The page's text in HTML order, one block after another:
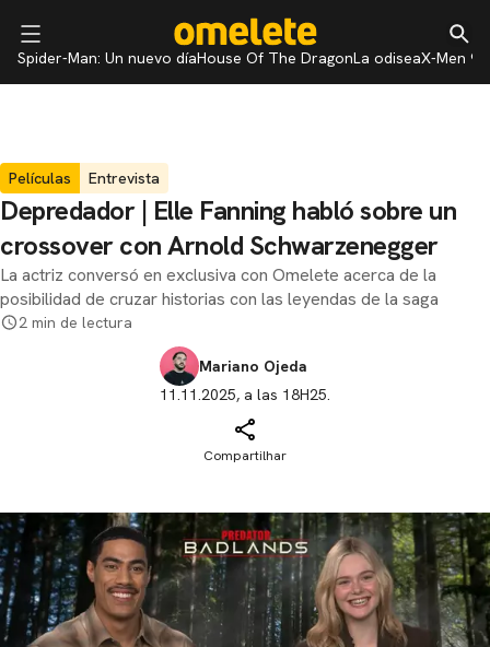
Spider-Man: Un nuevo díaHouse Of The DragonLa odiseaX-Men 97
Películas Entrevista
Depredador | Elle Fanning habló sobre un
crossover con Arnold Schwarzenegger
La actriz conversó en exclusiva con Omelete acerca de la
posibilidad de cruzar historias con las leyendas de la saga
2 min de lectura
Mariano Ojeda
11.11.2025, a las 18H25.
Compartilhar